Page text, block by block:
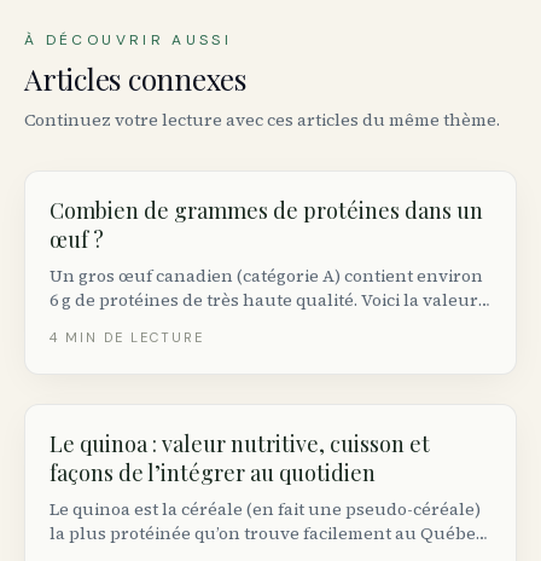
À DÉCOUVRIR AUSSI
Articles connexes
Continuez votre lecture avec ces articles du même thème.
Combien de grammes de protéines dans un
œuf ?
Un gros œuf canadien (catégorie A) contient environ
6 g de protéines de très haute qualité. Voici la valeur
sources et combien d’œufs viser au quotidien.
4 MIN DE LECTURE
Le quinoa : valeur nutritive, cuisson et
façons de l’intégrer au quotidien
Le quinoa est la céréale (en fait une pseudo-céréale)
la plus protéinée qu’on trouve facilement au Québec.